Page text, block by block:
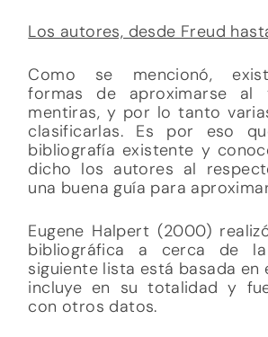
Los autores, desde Freud
Como se mencionó,
formas de aproximarse al
mentiras, y por lo tanto
clasificarlas. Es por eso
bibliografía existente y
dicho los autores al
una buena guía para
Eugene Halpert (2000)
bibliográfica a cerca de
siguiente lista está basada en
incluye en su totalidad y
con otros datos.